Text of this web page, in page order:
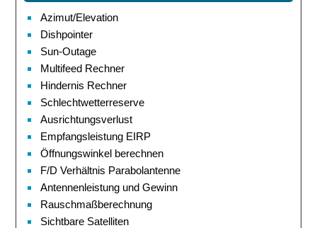
Azimut/Elevation
Dishpointer
Sun-Outage
Multifeed Rechner
Hindernis Rechner
Schlechtwetterreserve
Ausrichtungsverlust
Empfangsleistung EIRP
Öffnungswinkel berechnen
F/D Verhältnis Parabolantenne
Antennenleistung und Gewinn
Rauschmaßberechnung
Sichtbare Satelliten